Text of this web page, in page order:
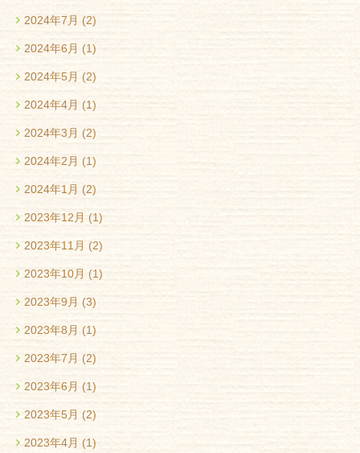
2024年7月 (2)
2024年6月 (1)
2024年5月 (2)
2024年4月 (1)
2024年3月 (2)
2024年2月 (1)
2024年1月 (2)
2023年12月 (1)
2023年11月 (2)
2023年10月 (1)
2023年9月 (3)
2023年8月 (1)
2023年7月 (2)
2023年6月 (1)
2023年5月 (2)
2023年4月 (1)